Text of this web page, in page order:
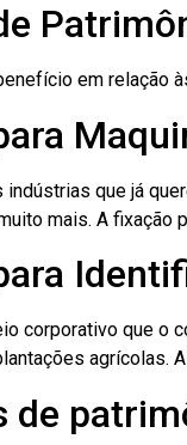
em relação
indústrias que já
mais. A fixação
corporativo que o
agrícolas.
de